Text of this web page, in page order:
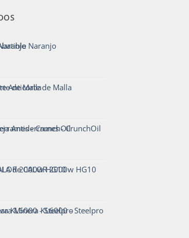
Naranjo
Anticorte de Malla
Antiderrames - CrunchOil
de CALOR 2000w HG10
Minera KL6000 - Steelpro